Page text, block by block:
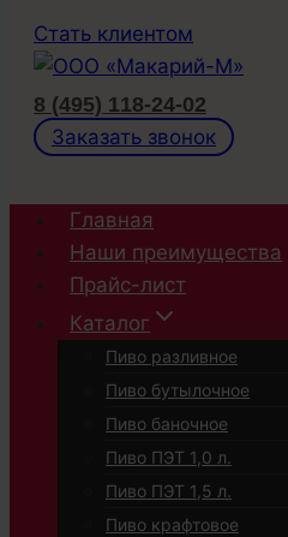
содержимому
Стать клиентом
8 (495) 118-24-02
Заказать звонок
Главная
Наши преимущества
Прайс-лист
Каталог
Пиво разливное
Пиво бутылочное
Пиво баночное
Пиво ПЭТ 1,0 л.
Пиво ПЭТ 1,5 л.
Пиво крафтовое